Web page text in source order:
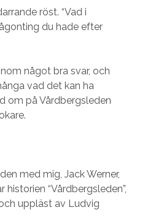
röst. “Vad i
du hade efter
något bra svar, och
vad det kan ha
om på Vårdbergsleden
med mig, Jack Werner,
“Vårdbergsleden”,
uppläst av Ludvig